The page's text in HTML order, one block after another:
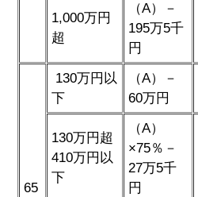
1,000万円
超
（A）－
195万5千
円
65
130万円以
下
（A）－
60万円
130万円超
410万円以
下
（A）
×75％－
27万5千
円